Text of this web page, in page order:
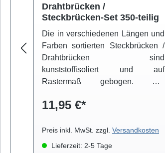
Drahtbrücken /
Steckbrücken-Set 350-teilig
Die in verschiedenen Längen und
Farben sortierten Steckbrücken /
Drahtbrücken sind
kunststoffisoliert und auf
Rastermaß gebogen. Die
praktischen Klarsichtbox.
11,95 €*
Preis inkl. MwSt. zzgl. Versandkosten
Lieferzeit: 2-5 Tage